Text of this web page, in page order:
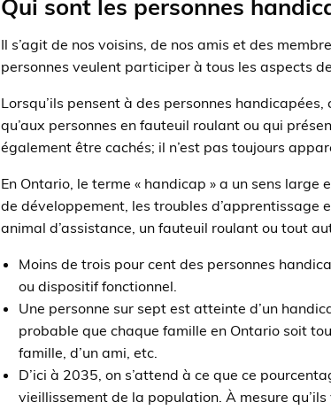
Qui sont les personnes
Il s’agit de nos voisins, de nos amis et des
personnes veulent participer à tous les aspects
Lorsqu’ils pensent à des personnes
qu’aux personnes en fauteuil roulant ou qui
également être cachés; il n’est pas toujours
En Ontario, le terme « handicap » a un sens
de développement, les troubles d’apprentissage
animal d’assistance, un fauteuil roulant ou tout
Moins de trois pour cent des personnes
ou dispositif fonctionnel.
Une personne sur sept est atteinte d’un
probable que chaque famille en Ontario soit
famille, d’un ami, etc.
D’ici à 2035, on s’attend à ce que ce
vieillissement de la population. À mesure